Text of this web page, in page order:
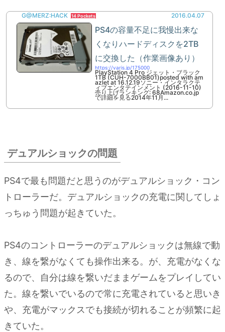
ト
7. 新ハ
ードの
PS4Pro、
PS4VRへ
8.
ポイ
ント
い点
G@MERZ:HACK 14 Pockets 2016.04.07
PS4の容量不足に我慢出来な
くなりハードディスクを2TB
に交換した（作業画像あり）
https://varis.jp/175000
PlayStation 4 Pro ジェット・ブラック
1TB (CUH-7000BB01)posted with am
azlet at 16.12.19ソニー・インタラクテ
ィブエンタテインメント (2016-11-10)
売り上げランキング: 68Amazon.co.jp
で詳細を見る2014年11月...
デュアルショックの問題
PS4で最も問題だと思うのがデュアルショック・コン
トローラーだ。デュアルショックの充電に関してしょ
っちゅう問題が起きていた。
PS4のコントローラーのデュアルショックは無線で動
き、線を繋がなくても操作出来る。が、充電がなくな
るので、自分は線を繋いだままゲームをプレイしてい
た。線を繋いでいるので常に充電されていると思いき
や、充電がマックスでも接続が切れることが頻繁に起
きていた。